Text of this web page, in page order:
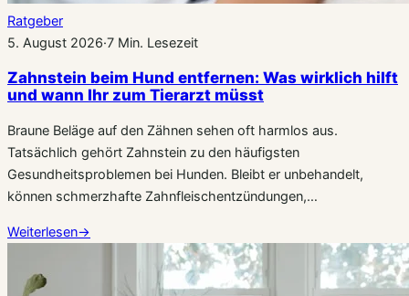
Ratgeber
5. August 2026·7 Min. Lesezeit
Zahnstein beim Hund entfernen: Was wirklich hilft
und wann Ihr zum Tierarzt müsst
Braune Beläge auf den Zähnen sehen oft harmlos aus.
Tatsächlich gehört Zahnstein zu den häufigsten
Gesundheitsproblemen bei Hunden. Bleibt er unbehandelt,
können schmerzhafte Zahnfleischentzündungen,…
Weiterlesen→